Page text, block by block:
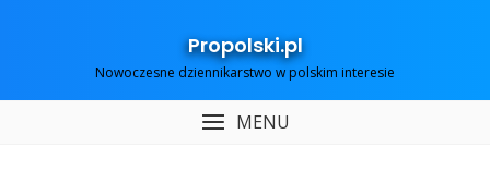
Propolski.pl
Nowoczesne dziennikarstwo w polskim interesie
MENU